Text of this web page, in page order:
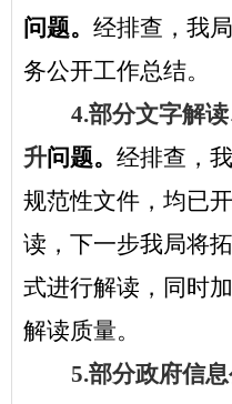
问题。 经排查，我
务公开工作总结。
4.部分文字解
升问题。 经排查，
规范性文件，均已
读，下一步我局将
式进行解读，同时
解读质量。
5.部分政府信